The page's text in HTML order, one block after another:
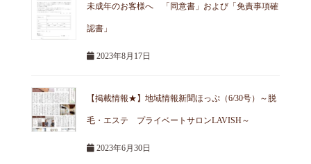
未成年のお客様へ 「同意書」および「免責事項確
認書」
2023年8月17日
【掲載情報★】地域情報新聞ほっぷ（6/30号）～脱
毛・エステ プライベートサロンLAVISH～
2023年6月30日